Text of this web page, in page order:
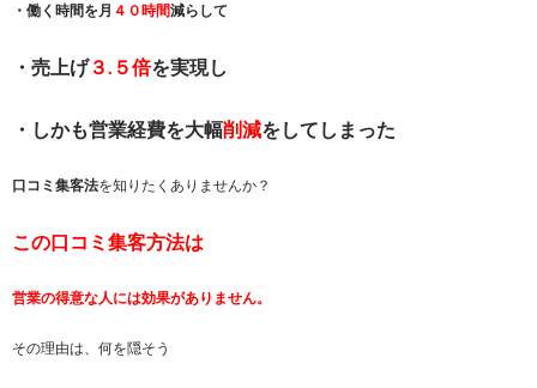
・働く時間を月 ４０時間減らして
・売上げ３.５倍を実現し
・しかも営業経費を大幅削減をしてしまった
口コミ集客法を知りたくありませんか？
この口コミ集客方法は
営業の得意な人には効果がありません。
その理由は、何を隠そう